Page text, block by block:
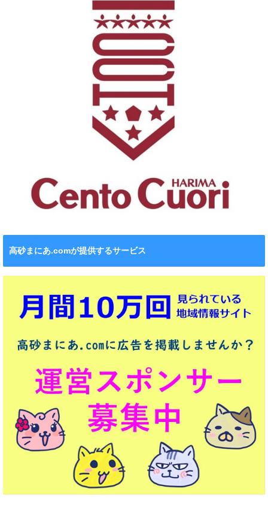
高砂まにあ.comが提供するサービス